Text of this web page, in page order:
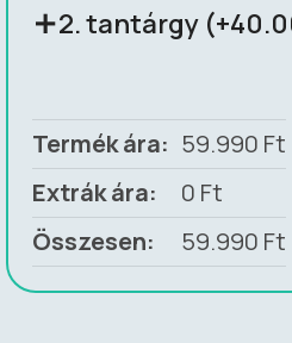
2. tantárgy
Termék ára: 59.990 Ft
Extrák ára:
0 Ft
Összesen:
59.990 Ft